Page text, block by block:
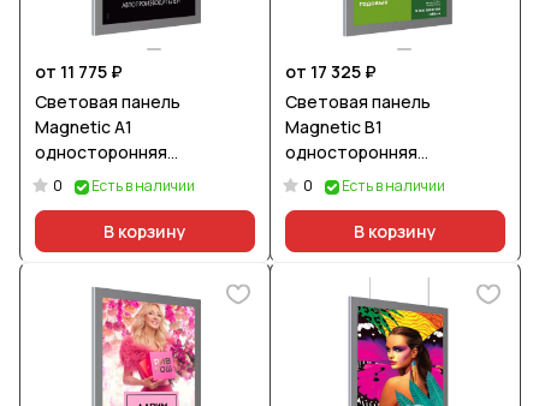
от 11 775 ₽
Световая панель
Magnetic А1
односторонняя
настенная
0 Есть в наличии
В корзину
от 17 325 ₽
Световая панель
Magnetic В1
односторонняя
настенная
0 Есть в наличии
В корзину